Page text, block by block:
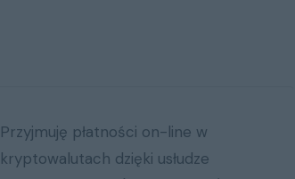
Prowadzimy hurtownie części do
samochodów, zauważyliśmy więcej